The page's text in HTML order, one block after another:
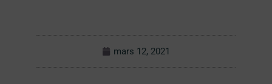
mars 12, 2021